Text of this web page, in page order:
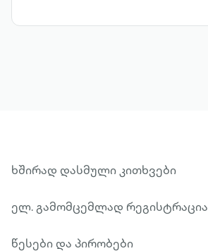
ხშირად დასმული კითხვები
ელ. გამომცემლად რეგისტრაცია
წესები და პირობები